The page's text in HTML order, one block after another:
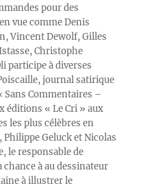
pour des
vue comme Denis
Vincent Dewolf, Gilles
Christophe
participe à diverses
journal satirique
Sans Commentaires –
éditions « Le Cri » aux
les plus célèbres en
Geluck et Nicolas
le responsable de
chance à au dessinateur
à illustrer le